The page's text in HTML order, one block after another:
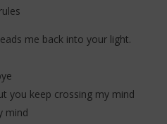
me back into your light.
you keep crossing my mind
mind